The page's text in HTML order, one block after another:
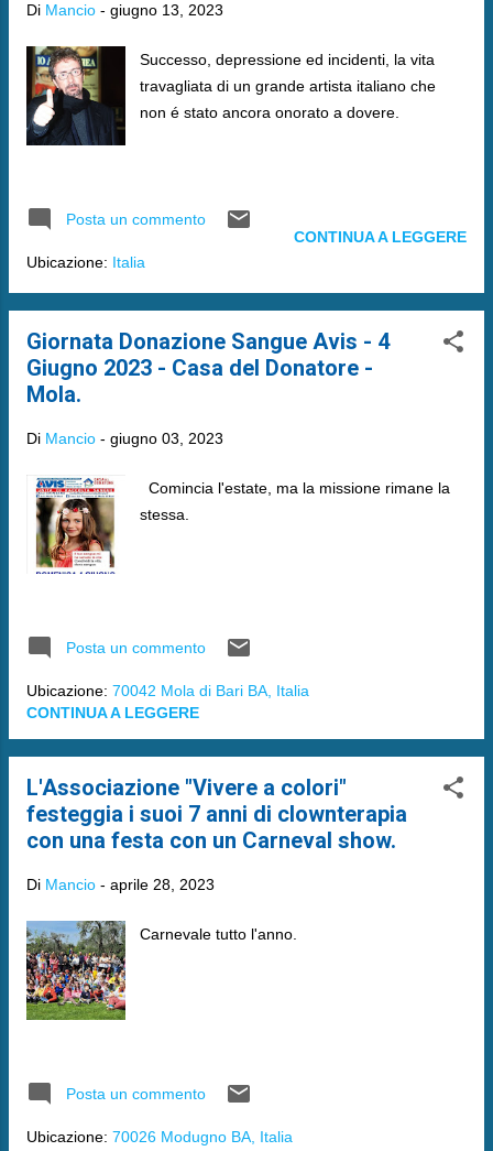
Di Mancio - giugno 13, 2023
Successo, depressione ed incidenti, la vita
travagliata di un grande artista italiano che
non é stato ancora onorato a dovere.
Posta un commento
Ubicazione: Italia
CONTINUA A LEGGERE
Giornata Donazione Sangue Avis - 4
Giugno 2023 - Casa del Donatore -
Mola.
Di Mancio - giugno 03, 2023
Comincia l'estate, ma la missione rimane la
stessa.
Posta un commento
Ubicazione: 70042 Mola di Bari BA, Italia
CONTINUA A LEGGERE
L'Associazione "Vivere a colori"
festeggia i suoi 7 anni di clownterapia
con una festa con un Carneval show.
Di Mancio - aprile 28, 2023
Carnevale tutto l'anno.
Posta un commento
Ubicazione: 70026 Modugno BA, Italia